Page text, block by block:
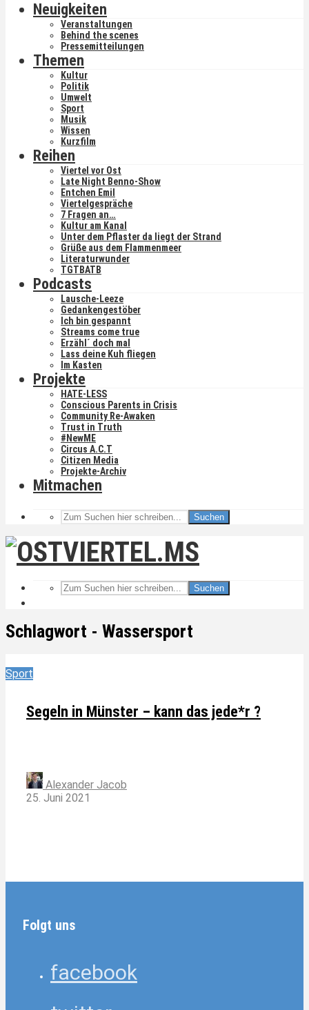
Neuigkeiten
Veranstaltungen
Behind the scenes
Pressemitteilungen
Themen
Kultur
Politik
Umwelt
Sport
Musik
Wissen
Kurzfilm
Reihen
Viertel vor Ost
Late Night Benno-Show
Entchen Emil
Viertelgespräche
7 Fragen an…
Kultur am Kanal
Unter dem Pflaster da liegt der Strand
Grüße aus dem Flammenmeer
Literaturwunder
TGTBATB
Podcasts
Lausche-Leeze
Gedankengestöber
Ich bin gespannt
Streams come true
Erzähl´ doch mal
Lass deine Kuh fliegen
Im Kasten
Projekte
HATE-LESS
Conscious Parents in Crisis
Community Re-Awaken
Trust in Truth
#NewME
Circus A.C.T
Citizen Media
Projekte-Archiv
Mitmachen
Suchen
Suchen
Schlagwort - Wassersport
Sport
Segeln in Münster – kann das jede*r ?
Alexander Jacob
25. Juni 2021
Folgt uns
facebook